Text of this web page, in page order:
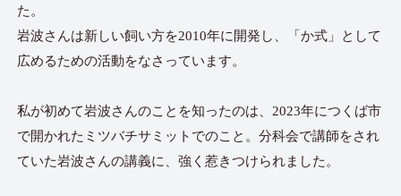
た。
岩波さんは新しい飼い方を2010年に開発し、「か式」として
広めるための活動をなさっています。
私が初めて岩波さんのことを知ったのは、2023年につくば市
で開かれたミツバチサミットでのこと。分科会で講師をされ
ていた岩波さんの講義に、強く惹きつけられました。